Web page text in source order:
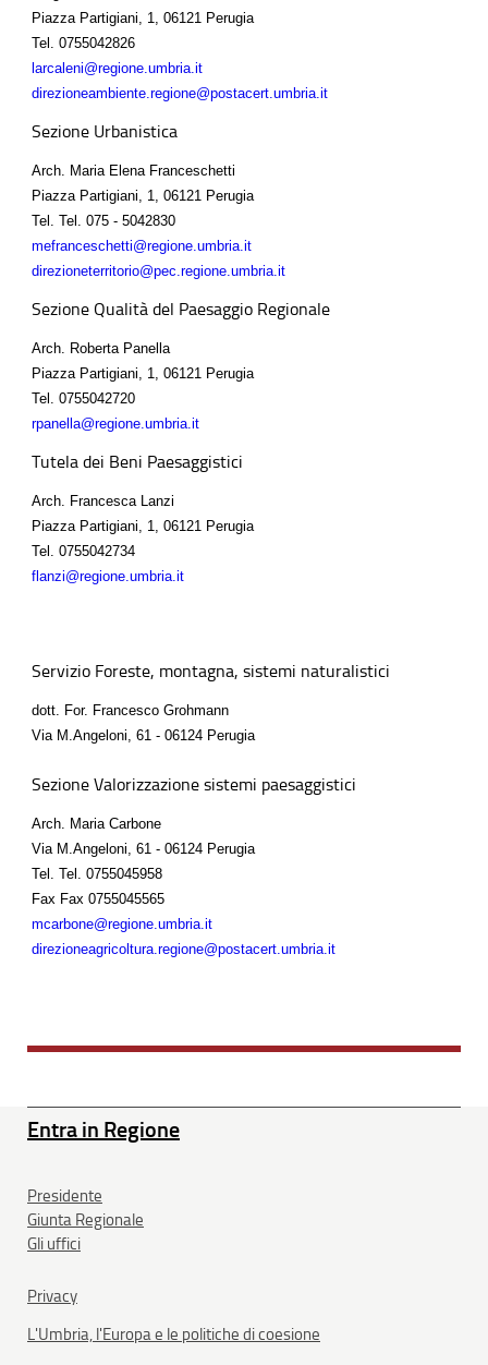
Piazza Partigiani, 1, 06121 Perugia
Tel.
0755042826
larcaleni@regione.umbria.it
direzioneambiente.regione@postacert.umbria.it
Sezione Urbanistica
Arch. Maria Elena Franceschetti
Piazza Partigiani, 1, 06121 Perugia
Tel.
Tel. 075 - 5042830
mefranceschetti@regione.umbria.it
direzioneterritorio@pec.regione.umbria.it
Sezione Qualità del Paesaggio Regionale
Arch. Roberta Panella
Piazza Partigiani, 1, 06121 Perugia
Tel.
0755042720
rpanella@regione.umbria.it
Tutela dei Beni Paesaggistici
Arch. Francesca Lanzi
Piazza Partigiani, 1, 06121 Perugia
Tel.
0755042734
flanzi@regione.umbria.it
Servizio Foreste, montagna, sistemi naturalistici
dott. For. Francesco Grohmann
Via M.Angeloni, 61 - 06124 Perugia
Sezione Valorizzazione sistemi paesaggistici
Arch. Maria Carbone
Via M.Angeloni, 61 - 06124 Perugia
Tel.
Tel. 0755045958
Fax Fax 0755045565
mcarbone@regione.umbria.it
direzioneagricoltura.regione@postacert.umbria.it
Entra in Regione
Presidente
Giunta Regionale
Gli uffici
Privacy
L'Umbria, l'Europa e le politiche di coesione